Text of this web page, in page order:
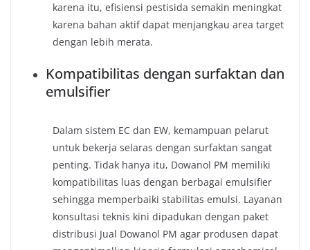
karena itu, efisiensi pestisida semakin meningkat
karena bahan aktif dapat menjangkau area target
dengan lebih merata.
Kompatibilitas dengan surfaktan dan
emulsifier
Dalam sistem EC dan EW, kemampuan pelarut
untuk bekerja selaras dengan surfaktan sangat
penting. Tidak hanya itu, Dowanol PM memiliki
kompatibilitas luas dengan berbagai emulsifier
sehingga memperbaiki stabilitas emulsi. Layanan
konsultasi teknis kini dipadukan dengan paket
distribusi Jual Dowanol PM agar produsen dapat